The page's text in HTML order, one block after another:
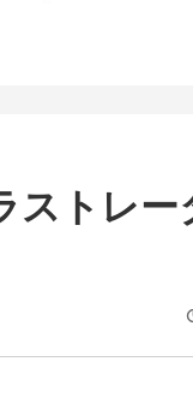
ストレー